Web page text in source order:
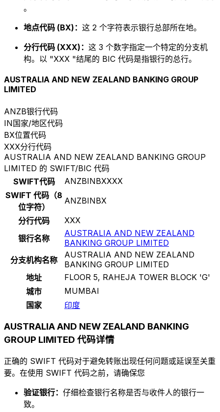
。
地点代码 (BX)： 这 2 个字符表示银行总部所在地。
分行代码 (XXX)： 这 3 个数字指定一个特定的分支机
构。以 "XXX "结尾的 BIC 代码是指银行的总行。
AUSTRALIA AND NEW ZEALAND BANKING GROUP
LIMITED
ANZB银行代码
IN国家/地区代码
BX位置代码
XXX分行代码
AUSTRALIA AND NEW ZEALAND BANKING GROUP
LIMITED 的 SWIFT/BIC 代码
SWIFT代码
ANZBINBXXXX
SWIFT 代码（8
位字符）
ANZBINBX
分行代码
XXX
银行名称
AUSTRALIA AND NEW ZEALAND
BANKING GROUP LIMITED
分支机构名称
AUSTRALIA AND NEW ZEALAND
BANKING GROUP LIMITED
地址
FLOOR 5, RAHEJA TOWER BLOCK 'G'
城市
MUMBAI
国家
印度
AUSTRALIA AND NEW ZEALAND BANKING
GROUP LIMITED 代码详情
正确的 SWIFT 代码对于避免转账出现任何问题或延误至关重
要。在使用 SWIFT 代码之前，请确保您
验证银行： 仔细检查银行名称是否与收件人的银行一
致。